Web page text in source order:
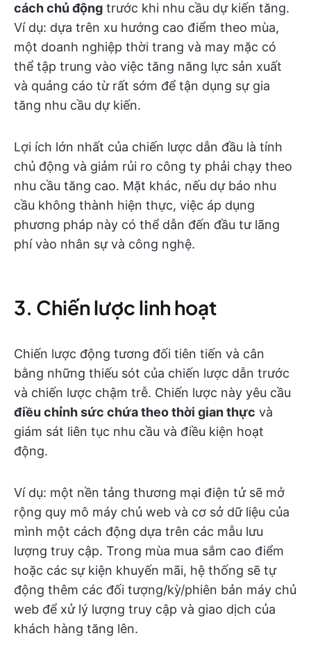
cách chủ động trước khi nhu cầu dự kiến tăng.
Ví dụ: dựa trên xu hướng cao điểm theo mùa,
một doanh nghiệp thời trang và may mặc có
thể tập trung vào việc tăng năng lực sản xuất
và quảng cáo từ rất sớm để tận dụng sự gia
tăng nhu cầu dự kiến.
Lợi ích lớn nhất của chiến lược dẫn đầu là tính
chủ động và giảm rủi ro công ty phải chạy theo
nhu cầu tăng cao. Mặt khác, nếu dự báo nhu
cầu không thành hiện thực, việc áp dụng
phương pháp này có thể dẫn đến đầu tư lãng
phí vào nhân sự và công nghệ.
3. Chiến lược linh hoạt
Chiến lược động tương đối tiên tiến và cân
bằng những thiếu sót của chiến lược dẫn trước
và chiến lược chậm trễ. Chiến lược này yêu cầu
điều chỉnh sức chứa theo thời gian thực và
giám sát liên tục nhu cầu và điều kiện hoạt
động.
Ví dụ: một nền tảng thương mại điện tử sẽ mở
rộng quy mô máy chủ web và cơ sở dữ liệu của
mình một cách động dựa trên các mẫu lưu
lượng truy cập. Trong mùa mua sắm cao điểm
hoặc các sự kiện khuyến mãi, hệ thống sẽ tự
động thêm các đối tượng/kỳ/phiên bản máy chủ
web để xử lý lượng truy cập và giao dịch của
khách hàng tăng lên.